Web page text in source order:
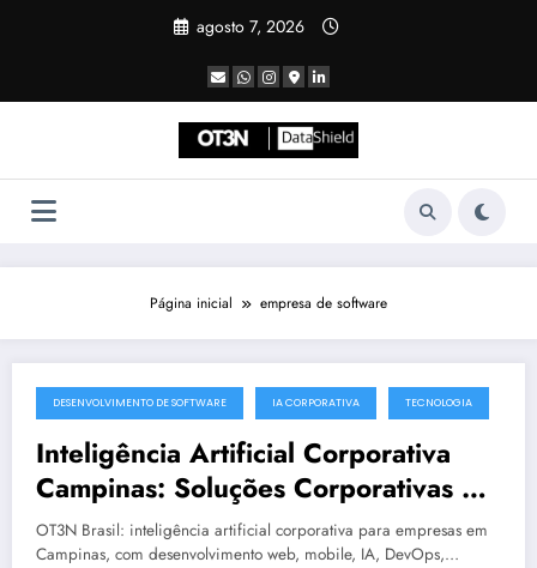
agosto 7, 2026
Página inicial empresa de software
julho 19, 2025
DESENVOLVIMENTO DE SOFTWARE IA CORPORATIVA TECNOLOGIA
Inteligência Artificial Corporativa
Campinas: Soluções Corporativas da
OT3N Brasil – Guia 3083
OT3N Brasil: inteligência artificial corporativa para empresas em
Campinas, com desenvolvimento web, mobile, IA, DevOps,…